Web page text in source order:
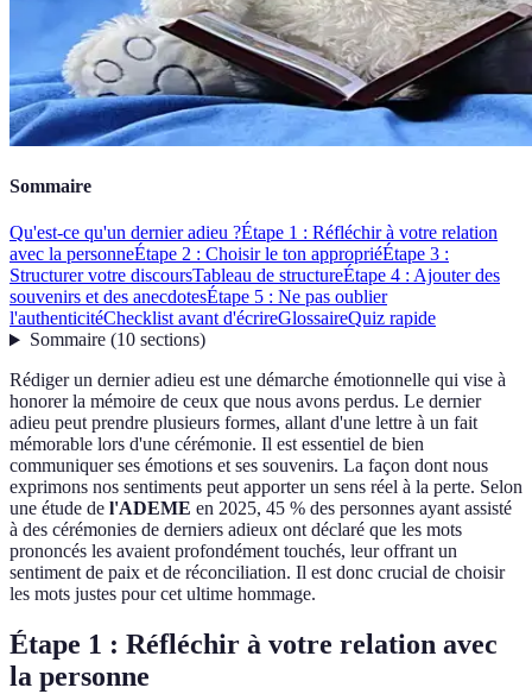
Sommaire
Qu'est-ce qu'un dernier adieu ?Étape 1 : Réfléchir à votre relation
avec la personneÉtape 2 : Choisir le ton appropriéÉtape 3 :
Structurer votre discoursTableau de structureÉtape 4 : Ajouter des
souvenirs et des anecdotesÉtape 5 : Ne pas oublier
l'authenticitéChecklist avant d'écrireGlossaireQuiz rapide
Sommaire(10 sections)
Rédiger un dernier adieu est une démarche émotionnelle qui vise à
honorer la mémoire de ceux que nous avons perdus. Le dernier
adieu peut prendre plusieurs formes, allant d'une lettre à un fait
mémorable lors d'une cérémonie. Il est essentiel de bien
communiquer ses émotions et ses souvenirs. La façon dont nous
exprimons nos sentiments peut apporter un sens réel à la perte. Selon
une étude de l'ADEME en 2025, 45 % des personnes ayant assisté
à des cérémonies de derniers adieux ont déclaré que les mots
prononcés les avaient profondément touchés, leur offrant un
sentiment de paix et de réconciliation. Il est donc crucial de choisir
les mots justes pour cet ultime hommage.
Étape 1 : Réfléchir à votre relation avec
la personne